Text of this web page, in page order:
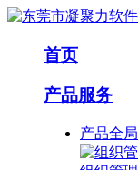
首页
产品服务
产品全局